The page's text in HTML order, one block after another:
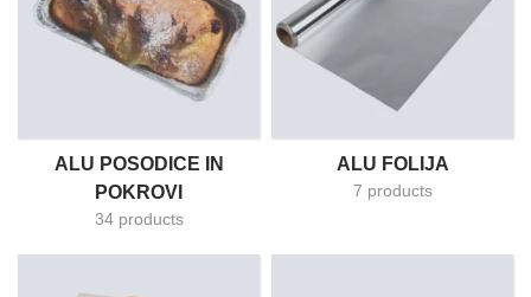
ALU POSODICE IN
POKROVI
34 products
ALU FOLIJA
7 products